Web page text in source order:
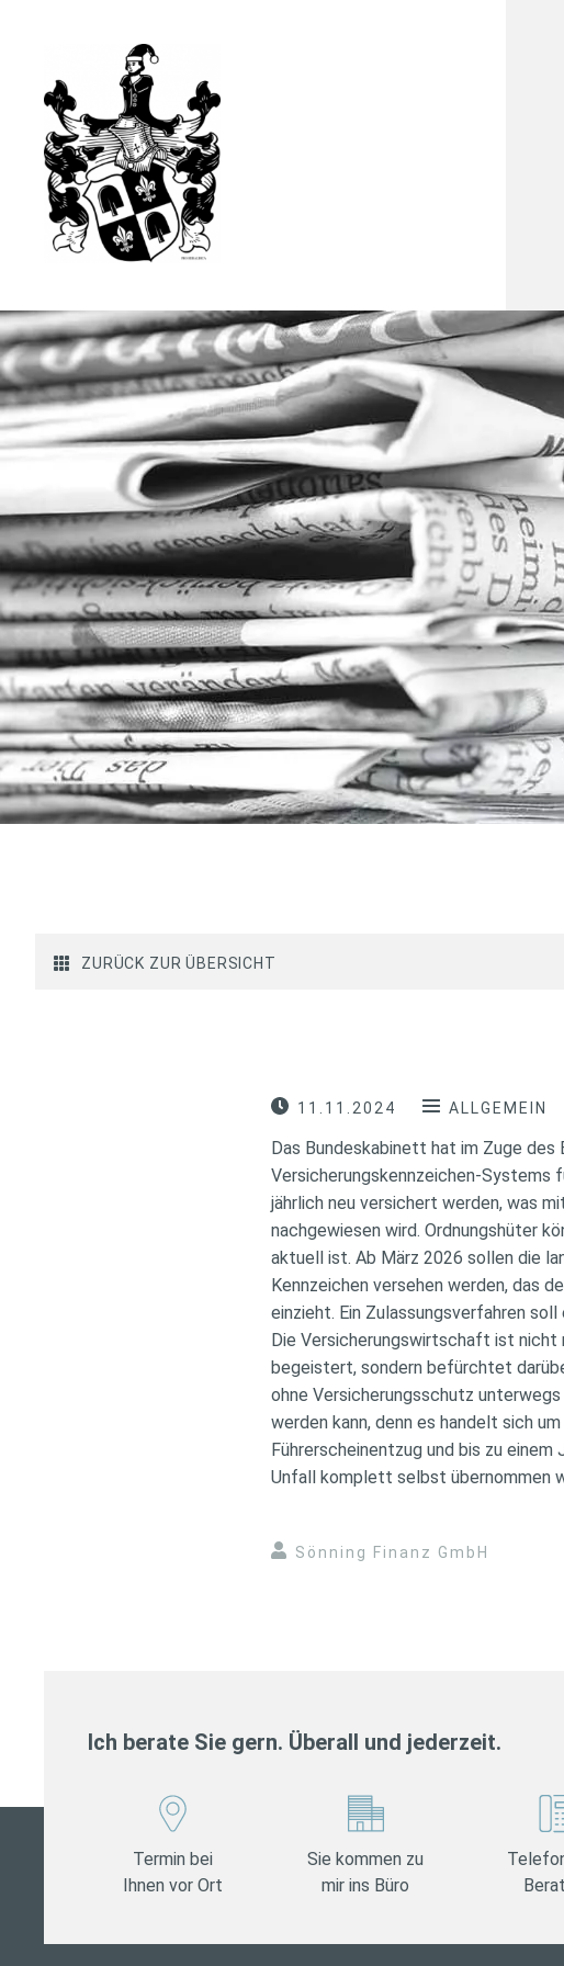
ZURÜCK ZUR ÜBERSICHT
11.11.2024 ALLGEMEIN
Das Bundeskabinett hat im Zuge
Versicherungskennzeichen-Systems
jährlich neu versichert werden, was
nachgewiesen wird. Ordnungshüter
aktuell ist. Ab März 2026 sollen die
Kennzeichen versehen werden, das
einzieht. Ein Zulassungsverfahren
Die Versicherungswirtschaft ist nicht
begeistert, sondern befürchtet
ohne Versicherungsschutz
werden kann, denn es handelt sich
Führerscheinentzug und bis zu
Unfall komplett selbst übernommen
Sönning Finanz GmbH
Ich berate Sie gern. Überall und jederzeit.
Termin bei
Ihnen vor Ort
Sie kommen zu
mir ins Büro